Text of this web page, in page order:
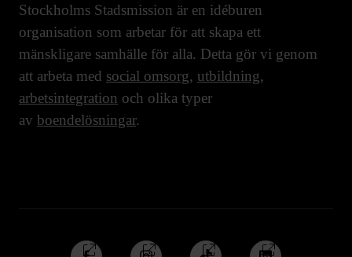
Stockholms Stadsmission är en idéburen
organisation som arbetar för att skapa ett
mänskligare samhälle för alla. Detta gör vi genom
att arbeta med social omsorg, utbildning,
arbetsintegration och olika typer
av boendelösningar.
Följ Följ Följ Följ